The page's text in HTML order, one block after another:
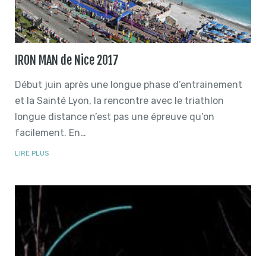
IRON MAN de Nice 2017
Début juin après une longue phase d’entrainement
et la Sainté Lyon, la rencontre avec le triathlon
longue distance n’est pas une épreuve qu’on
facilement. En…
LIRE PLUS